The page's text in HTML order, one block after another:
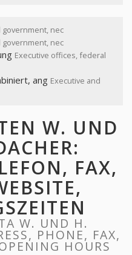
government, nec
government, nec
Executive offices, federal
ang Executive and
W. UND
FAX,
W. UND H.
PHONE, FAX,
HOURS